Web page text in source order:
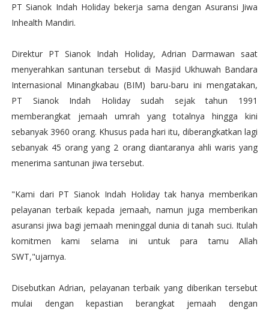
PT Sianok Indah Holiday bekerja sama dengan Asuransi Jiwa
Inhealth Mandiri.
Direktur PT Sianok Indah Holiday, Adrian Darmawan saat
menyerahkan santunan tersebut di Masjid Ukhuwah Bandara
Internasional Minangkabau (BIM) baru-baru ini mengatakan,
PT Sianok Indah Holiday sudah sejak tahun 1991
memberangkat jemaah umrah yang totalnya hingga kini
sebanyak 3960 orang. Khusus pada hari itu, diberangkatkan lagi
sebanyak 45 orang yang 2 orang diantaranya ahli waris yang
menerima santunan jiwa tersebut.
"Kami dari PT Sianok Indah Holiday tak hanya memberikan
pelayanan terbaik kepada jemaah, namun juga memberikan
asuransi jiwa bagi jemaah meninggal dunia di tanah suci. Itulah
komitmen kami selama ini untuk para tamu Allah
SWT,"ujarnya.
Disebutkan Adrian, pelayanan terbaik yang diberikan tersebut
mulai dengan kepastian berangkat jemaah dengan